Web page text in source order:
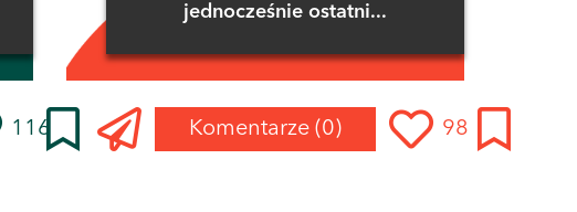
116
jednocześnie ostatni...
Komentarze (0) 98